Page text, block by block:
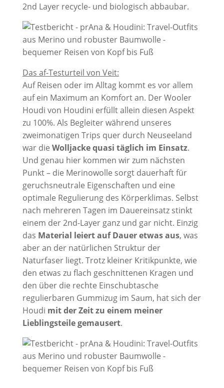
2nd Layer recycle- und biologisch abbaubar.
Das af-Testurteil von Veit:
Auf Reisen oder im Alltag kommt es vor allem
auf ein Maximum an Komfort an. Der Wooler
Houdi von Houdini erfüllt allein diesen Aspekt
zu 100%. Als Begleiter während unseres
zweimonatigen Trips quer durch Neuseeland
war die Wolljacke quasi täglich im Einsatz.
Und genau hier kommen wir zum nächsten
Punkt – die Merinowolle sorgt dauerhaft für
geruchsneutrale Eigenschaften und eine
optimale Regulierung des Körperklimas. Selbst
nach mehreren Tagen im Dauereinsatz stinkt
einem der 2nd-Layer ganz und gar nicht. Einzig
das Material leiert auf Dauer etwas aus, was
aber an der natürlichen Struktur der
Naturfaser liegt. Trotz kleiner Kritikpunkte, wie
den etwas zu flach geschnittenen Kragen und
den über die rechte Einschubtasche
regulierbaren Gummizug im Saum, hat sich der
Houdi mit der Zeit zu einem meiner
Lieblingsteile gemausert.